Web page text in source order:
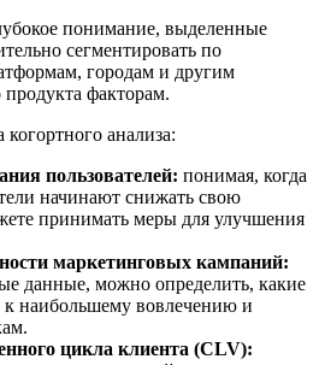
понимание, выделенные
сегментировать по
городам и другим
факторам.
анализа:
пользователей: понимая, когда
начинают снижать свою
принимать меры для улучшения
маркетинговых кампаний:
данные, можно определить, какие
наибольшему вовлечению и
цикла клиента (CLV):